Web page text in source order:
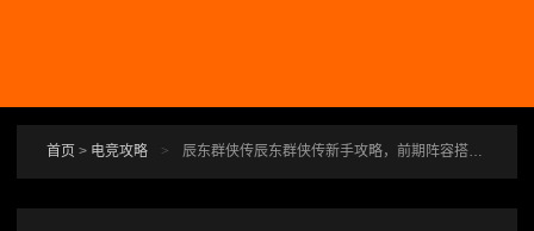
首页 > 电竞攻略 > 辰东群侠传辰东群侠传新手攻略，前期阵容搭配，资源养成